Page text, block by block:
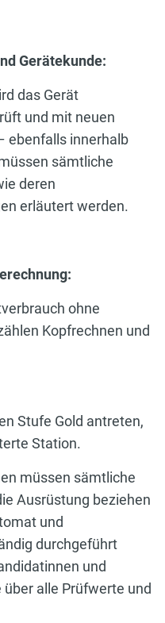
Gerätekunde:
das Gerät
und mit neuen
ebenfalls innerhalb
sämtliche
deren
erläutert werden.
ohne
Kopfrechnen und
Stufe Gold antreten,
Station.
müssen sämtliche
Ausrüstung beziehen
und
durchgeführt
und
alle Prüfwerte und